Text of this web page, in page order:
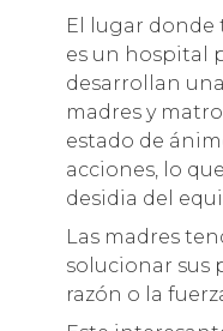
El lugar donde
es un hospital
desarrollan
madres y
estado de
acciones, lo
desidia del
Las madres
solucionar sus
razón o la